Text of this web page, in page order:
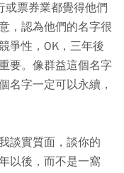
或票券業都覺得他們
，認為他們的名字很
爭性，OK，三年後
要。像群益這個名字
名字一定可以永續，
談實質面，談你的
以後，而不是一窩